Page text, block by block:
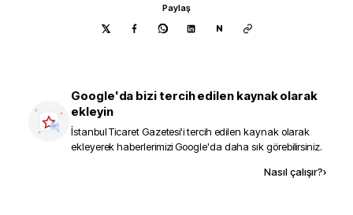
Paylaş
N
Google'da bizi tercih edilen kaynak olarak
ekleyin
İstanbul Ticaret Gazetesi'i tercih edilen kaynak olarak
ekleyerek haberlerimizi Google'da daha sık görebilirsiniz.
Nasıl çalışır?›